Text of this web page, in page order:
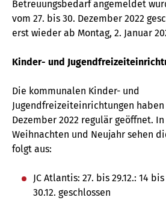
Betreuungsbedarf angemeldet
vom 27. bis 30. Dezember 2022
erst wieder ab Montag, 2. Januar
Kinder- und
Die kommunalen Kinder- und
Jugendfreizeiteinrichtungen haben
Dezember 2022 regulär geöffnet.
Weihnachten und Neujahr sehen
folgt aus:
JC Atlantis: 27. bis 29.12.: 14
30.12. geschlossen